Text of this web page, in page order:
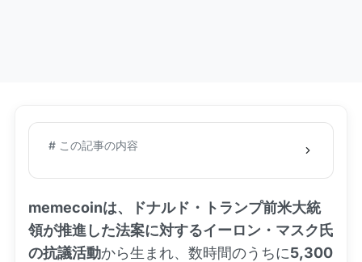
# この記事の内容
memecoinは、ドナルド・トランプ前米大統
領が推進した法案に対するイーロン・マスク氏
の抗議活動から生まれ、数時間のうちに5,300